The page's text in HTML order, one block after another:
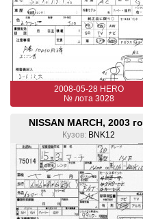
2008-05-28 HERO
№ лота 3028
NISSAN MARCH, 2003
Кузов: BNK12